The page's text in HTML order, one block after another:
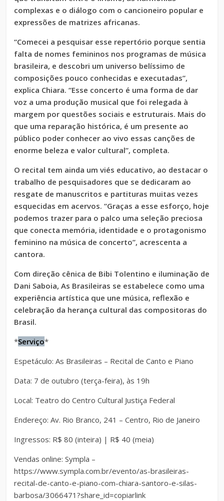
complexas e o diálogo com o cancioneiro popular e
expressões de matrizes africanas.
“Comecei a pesquisar esse repertório porque sentia
falta de nomes femininos nos programas de música
brasileira, e descobri um universo belíssimo de
composições pouco conhecidas e executadas”,
explica Chiara. “Esse concerto é uma forma de dar
voz a uma produção musical que foi relegada à
margem por questões sociais e estruturais. Mais do
que uma reparação histórica, é um presente ao
público poder conhecer ao vivo essas canções de
enorme beleza e valor cultural”, completa.
O recital tem ainda um viés educativo, ao destacar o
trabalho de pesquisadores que se dedicaram ao
resgate de manuscritos e partituras muitas vezes
esquecidas em acervos. “Graças a esse esforço, hoje
podemos trazer para o palco uma seleção preciosa
que conecta memória, identidade e o protagonismo
feminino na música de concerto”, acrescenta a
cantora.
Com direção cênica de Bibi Tolentino e iluminação de
Dani Saboia, As Brasileiras se estabelece como uma
experiência artística que une música, reflexão e
celebração da herança cultural das compositoras do
Brasil.
*Serviço*
Espetáculo: As Brasileiras – Recital de Canto e Piano
Data: 7 de outubro (terça-feira), às 19h
Local: Teatro do Centro Cultural Justiça Federal
Endereço: Av. Rio Branco, 241 – Centro, Rio de Janeiro
Ingressos: R$ 80 (inteira) | R$ 40 (meia)
Vendas online: Sympla –
https://www.sympla.com.br/evento/as-brasileiras-
recital-de-canto-e-piano-com-chiara-santoro-e-silas-
barbosa/3066471?share_id=copiarlink